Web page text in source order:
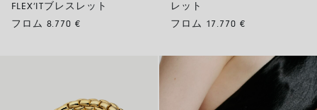
FLEX’ITブレスレット
フロム 8.770 €
レット
フロム 17.770 €